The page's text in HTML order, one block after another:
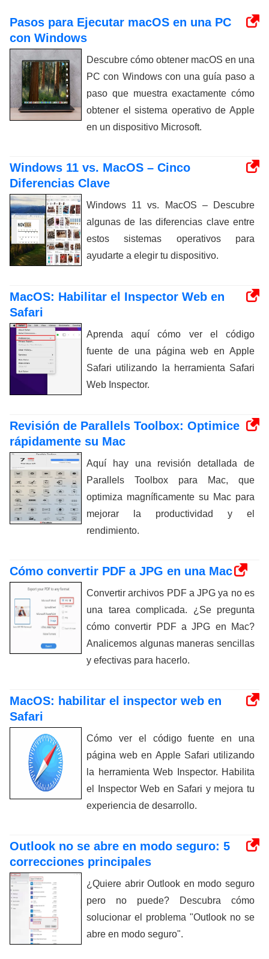
Pasos para Ejecutar macOS en una PC
con Windows
Descubre cómo obtener macOS en una
PC con Windows con una guía paso a
paso que muestra exactamente cómo
obtener el sistema operativo de Apple
en un dispositivo Microsoft.
Windows 11 vs. MacOS – Cinco
Diferencias Clave
Windows 11 vs. MacOS – Descubre
algunas de las diferencias clave entre
estos sistemas operativos para
ayudarte a elegir tu dispositivo.
MacOS: Habilitar el Inspector Web en
Safari
Aprenda aquí cómo ver el código
fuente de una página web en Apple
Safari utilizando la herramienta Safari
Web Inspector.
Revisión de Parallels Toolbox: Optimice
rápidamente su Mac
Aquí hay una revisión detallada de
Parallels Toolbox para Mac, que
optimiza magníficamente su Mac para
mejorar la productividad y el
rendimiento.
Cómo convertir PDF a JPG en una Mac
Convertir archivos PDF a JPG ya no es
una tarea complicada. ¿Se pregunta
cómo convertir PDF a JPG en Mac?
Analicemos algunas maneras sencillas
y efectivas para hacerlo.
MacOS: habilitar el inspector web en
Safari
Cómo ver el código fuente en una
página web en Apple Safari utilizando
la herramienta Web Inspector. Habilita
el Inspector Web en Safari y mejora tu
experiencia de desarrollo.
Outlook no se abre en modo seguro: 5
correcciones principales
¿Quiere abrir Outlook en modo seguro
pero no puede? Descubra cómo
solucionar el problema "Outlook no se
abre en modo seguro".